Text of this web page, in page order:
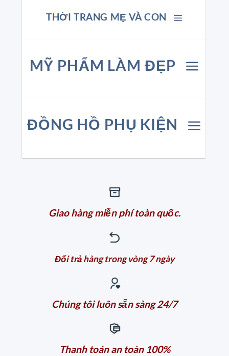
THỜI TRANG MẸ VÀ CON
MỸ PHẨM LÀM ĐẸP
ĐỒNG HỒ PHỤ KIỆN
Giao hàng miễn phí toàn quốc.
Đổi trả hàng trong vòng 7 ngày
Chúng tôi luôn sẵn sàng 24/7
Thanh toán an toàn 100%